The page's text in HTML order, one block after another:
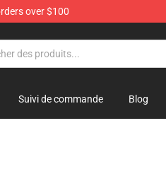
over $100
Suivi de commande Blog